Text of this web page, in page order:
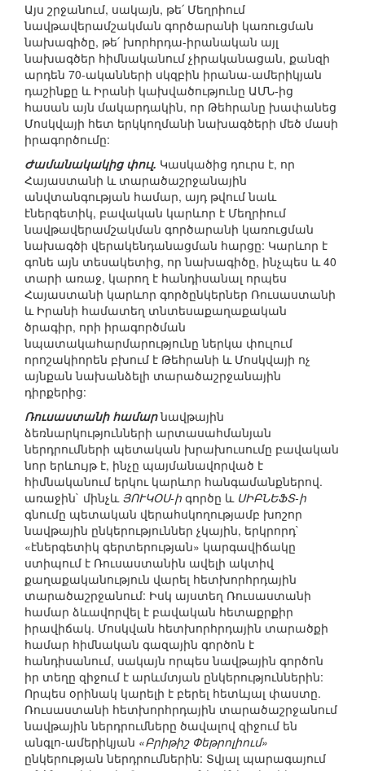
Այս շրջանում, սակայն, թե՛ Մեղրիում
նավթավերամշակման գործարանի կառուցման
նախագիծը, թե՛ խորհրդա-իրանական այլ
նախագծեր հիմնականում չիրականացան, քանզի
արդեն 70-ականների սկզբին իրանա-ամերիկյան
դաշինքը և Իրանի կախվածությունը ԱՄՆ-ից
հասան այն մակարդակին, որ Թեհրանը խափանեց
Մոսկվայի հետ երկկողմանի նախագծերի մեծ մասի
իրագործումը:
Ժամանակակից փուլ. Կասկածից դուրս է, որ
Հայաստանի և տարածաշրջանային
անվտանգության համար, այդ թվում նաև
էներգետիկ, բավական կարևոր է Մեղրիում
նավթավերամշակման գործարանի կառուցման
նախագծի վերակենդանացման հարցը: Կարևոր է
գոնե այն տեսակետից, որ նախագիծը, ինչպես և 40
տարի առաջ, կարող է հանդիսանալ որպես
Հայաստանի կարևոր գործընկերներ Ռուսաստանի
և Իրանի համատեղ տնտեսաքաղաքական
ծրագիր, որի իրագործման
նպատակահարմարությունը ներկա փուլում
որոշակիորեն բխում է Թեհրանի և Մոսկվայի ոչ
այնքան նախանձելի տարածաշրջանային
դիրքերից:
Ռուսաստանի համարնավթային
ձեռնարկությունների արտասահմանյան
ներդրումների պետական խրախուսումը բավական
նոր երևույթ է, ինչը պայմանավորված է
հիմնականում երկու կարևոր հանգամանքներով.
առաջին` մինչև ՅՈՒԿՕՍ-ի գործը և ՍԻԲՆԵՖՏ-ի
գնումը պետական վերահսկողությամբ խոշոր
նավթային ընկերություններ չկային, երկրորդ`
«էներգետիկ գերտերության» կարգավիճակը
ստիպում է Ռուսաստանին ավելի ակտիվ
քաղաքականություն վարել հետխորհրդային
տարածաշրջանում: Իսկ այստեղ Ռուսաստանի
համար ձևավորվել է բավական հետաքրքիր
իրավիճակ. Մոսկվան հետխորհրդային տարածքի
համար հիմնական գազային գործոն է
հանդիսանում, սակայն որպես նավթային գործոն
իր տեղը զիջում է արևմտյան ընկերություններին:
Որպես օրինակ կարելի է բերել հետևյալ փաստը.
Ռուսաստանի հետխորհրդային տարածաշրջանում
նավթային ներդրումները ծավալով զիջում են
անգլո-ամերիկյան «Բրիթիշ Փեթրոլիում»
ընկերության ներդրումներին: Տվյալ պարագայում